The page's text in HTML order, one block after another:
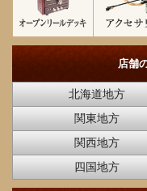
店舗
北海道地方
関東地方
関西地方
四国地方